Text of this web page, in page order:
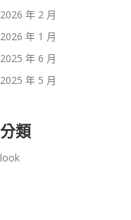
2026 年 2 月
2026 年 1 月
2025 年 6 月
2025 年 5 月
分類
look